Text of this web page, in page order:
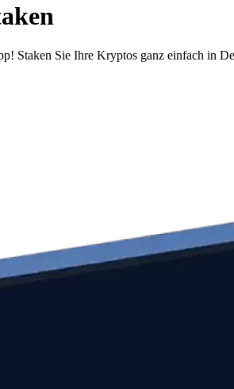
Staken Sie Ihre Kryptos ganz einfach in